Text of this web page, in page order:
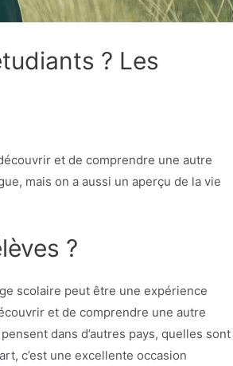
? Les
et de comprendre une autre
mais on a aussi un aperçu de la vie
?
scolaire peut être une expérience
et de comprendre une autre
dans d’autres pays, quelles sont
c’est une excellente occasion